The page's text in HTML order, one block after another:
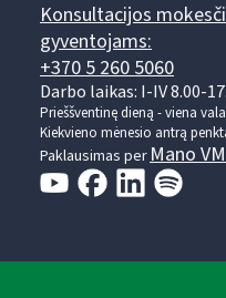
Konsultacijos
gyventojams:
+370 5 260 5060
Darbo laikas: I-IV 8.00-
Prieššventinę dieną - viena
Kiekvieno mėnesio antrą
Paklausimas perMano